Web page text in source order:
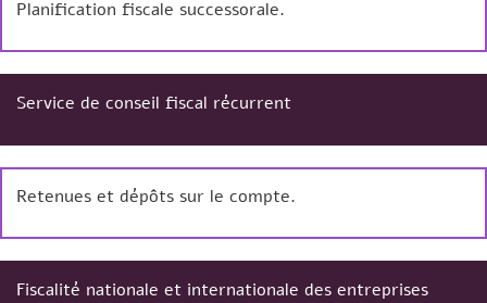
Planification fiscale successorale.
Service de conseil fiscal récurrent
Retenues et dépôts sur le compte.
Fiscalité nationale et internationale des entreprises